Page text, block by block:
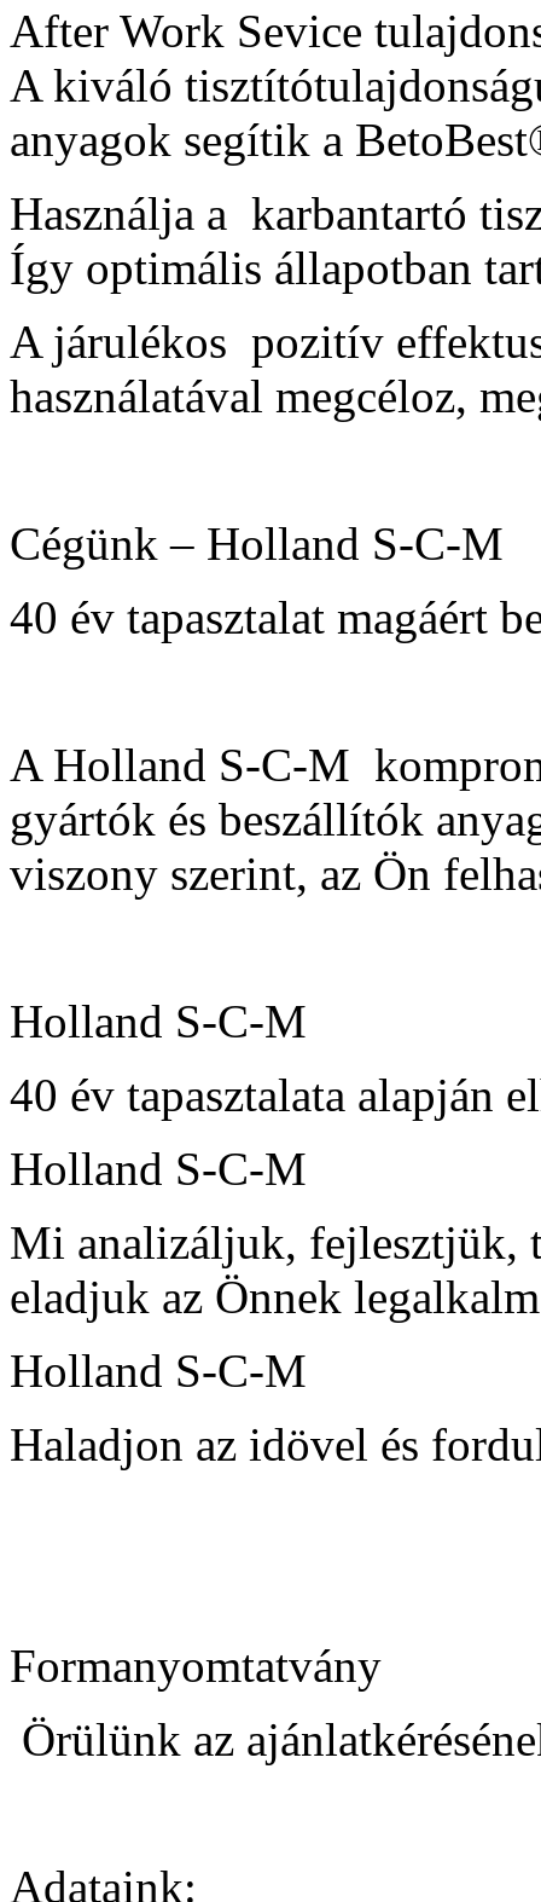
After Work Sevice
A kiváló
anyagok segítik a
Használja a karbantartó
Így optimális állapotban
A járulékos pozitív
használatával megcéloz,
Cégünk – Holland S-C-M
40 év tapasztalat magáért
A Holland S-C-M
gyártók és beszállítók
viszony szerint, az Ön
Holland S-C-M
40 év tapasztalata alapján
Holland S-C-M
Mi analizáljuk, fejlesztjük,
eladjuk az Önnek
Holland S-C-M
Haladjon az idövel és
Formanyomtatvány
Örülünk az
Adataink: